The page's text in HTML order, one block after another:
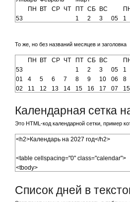
То же, но без названий месяцев и заголовка
Календарная сетка
Это HTML-код календарной сетки, пример
Список дней в